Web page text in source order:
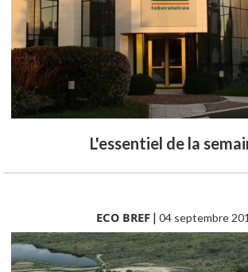
L'essentiel de la
ECO BREF| 04 septembre